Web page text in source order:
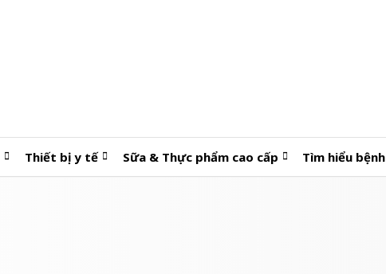
Thiết bị y tế Sữa & Thực phẩm cao cấp Tìm hiểu bệnh